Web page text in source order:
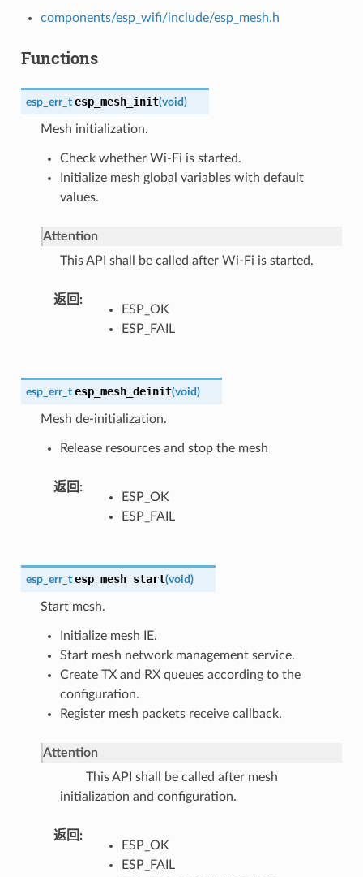
components/esp_wifi/include/esp_mesh.h
Functions
esp_err_t esp_mesh_init(void)
Mesh initialization.
Check whether Wi-Fi is started.
Initialize mesh global variables with default
values.
Attention
This API shall be called after Wi-Fi is started.
返回
ESP_OK
ESP_FAIL
esp_err_t esp_mesh_deinit(void)
Mesh de-initialization.
Release resources and stop the mesh
返回
ESP_OK
ESP_FAIL
esp_err_t esp_mesh_start(void)
Start mesh.
Initialize mesh IE.
Start mesh network management service.
Create TX and RX queues according to the
configuration.
Register mesh packets receive callback.
Attention
This API shall be called after mesh
initialization and configuration.
返回
ESP_OK
ESP_FAIL